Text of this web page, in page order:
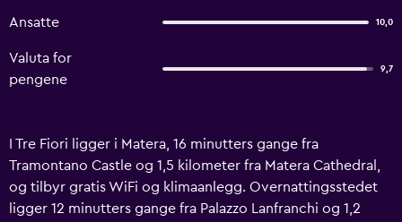
Ansatte 10,0
Valuta for
pengene
9,7
I Tre Fiori ligger i Matera, 16 minutters gange fra
Tramontano Castle og 1,5 kilometer fra Matera Cathedral,
og tilbyr gratis WiFi og klimaanlegg. Overnattingsstedet
ligger 12 minutters gange fra Palazzo Lanfranchi og 1,2